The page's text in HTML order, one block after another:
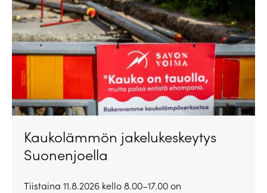
Kaukolämmön jakelukeskeytys
Suonenjoella
Tiistaina 11.8.2026 kello 8.00–17.00 on